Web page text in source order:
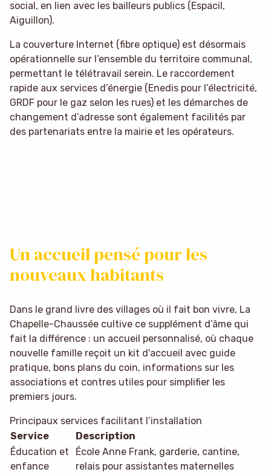
social, en lien avec les bailleurs publics (Espacil,
Aiguillon).
La couverture Internet (fibre optique) est désormais
opérationnelle sur l’ensemble du territoire communal,
permettant le télétravail serein. Le raccordement
rapide aux services d’énergie (Enedis pour l’électricité,
GRDF pour le gaz selon les rues) et les démarches de
changement d’adresse sont également facilités par
des partenariats entre la mairie et les opérateurs.
Un accueil pensé pour les
nouveaux habitants
Dans le grand livre des villages où il fait bon vivre, La
Chapelle-Chaussée cultive ce supplément d’âme qui
fait la différence : un accueil personnalisé, où chaque
nouvelle famille reçoit un kit d'accueil avec guide
pratique, bons plans du coin, informations sur les
associations et contres utiles pour simplifier les
premiers jours.
Principaux services facilitant l’installation
Service
Description
Éducation et
enfance
École Anne Frank, garderie, cantine,
relais pour assistantes maternelles